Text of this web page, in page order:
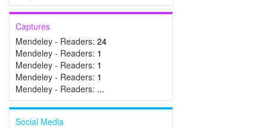
Captures
Mendeley - Readers: 24
Mendeley - Readers: 1
Mendeley - Readers: 1
Mendeley - Readers: 1
Mendeley - Readers: ...
Social Media